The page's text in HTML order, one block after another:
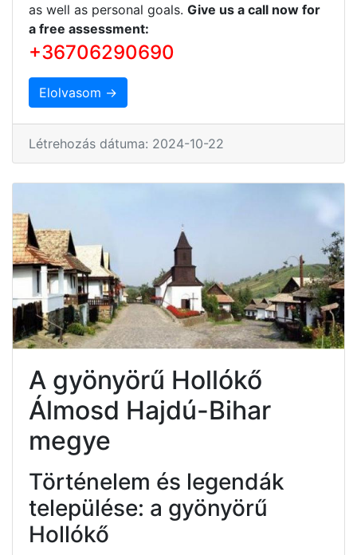
as well as personal goals. Give us a call now for
a free assessment:
+36706290690
Elolvasom →
Létrehozás dátuma: 2024-10-22
A gyönyörű Hollókő
Álmosd Hajdú-Bihar
megye
Történelem és legendák
települése: a gyönyörű
Hollókő